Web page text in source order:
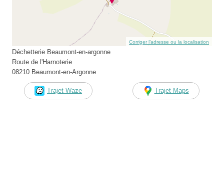
Corriger l’adresse ou la localisation
Déchetterie Beaumont-en-argonne
Route de l'Harnoterie
08210 Beaumont-en-Argonne
Trajet Waze Trajet Maps